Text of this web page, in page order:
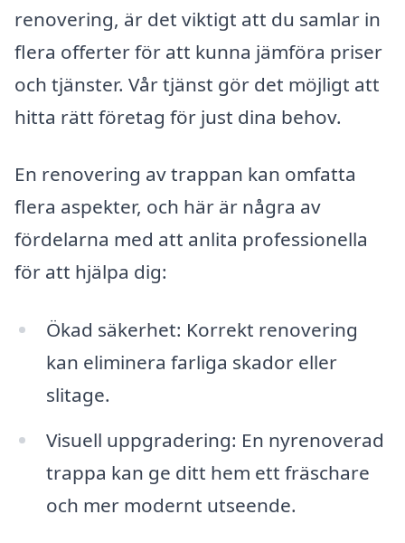
renovering, är det viktigt att du samlar in
flera offerter för att kunna jämföra priser
och tjänster. Vår tjänst gör det möjligt att
hitta rätt företag för just dina behov.
En renovering av trappan kan omfatta
flera aspekter, och här är några av
fördelarna med att anlita professionella
för att hjälpa dig:
Ökad säkerhet: Korrekt renovering
kan eliminera farliga skador eller
slitage.
Visuell uppgradering: En nyrenoverad
trappa kan ge ditt hem ett fräschare
och mer modernt utseende.